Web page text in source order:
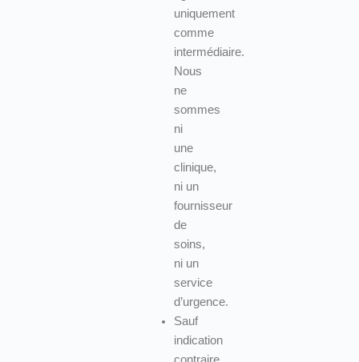
uniquement
comme
intermédiaire.
Nous
ne
sommes
ni
une
clinique,
ni un
fournisseur
de
soins,
ni un
service
d’urgence.
Sauf
indication